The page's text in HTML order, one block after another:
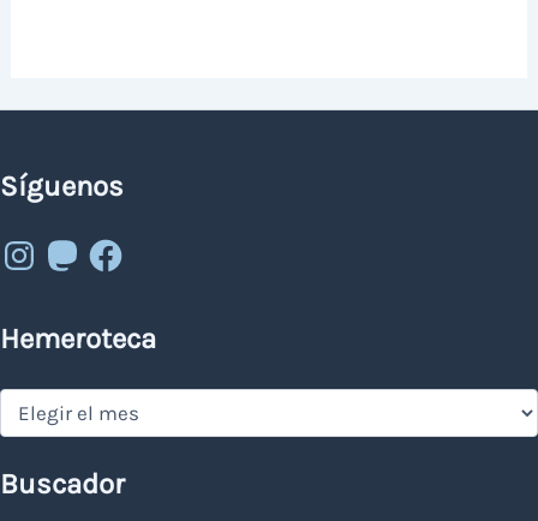
Síguenos
Instagram
MastodonFacebook
Hemeroteca
Hemeroteca
Buscador